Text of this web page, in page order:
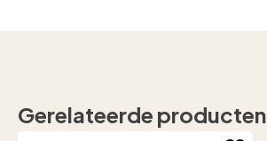
Gerelateerde producten